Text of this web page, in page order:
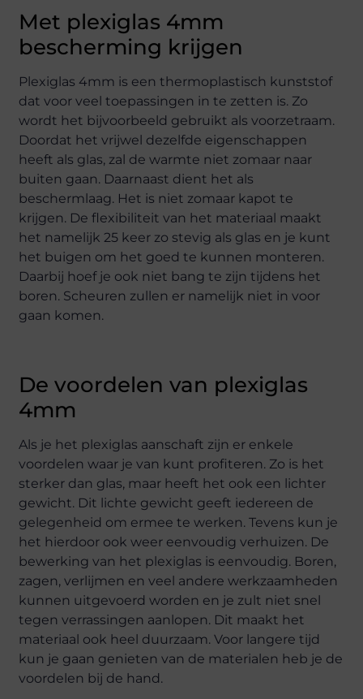
Met plexiglas 4mm
bescherming krijgen
Plexiglas 4mm is een thermoplastisch kunststof
dat voor veel toepassingen in te zetten is. Zo
wordt het bijvoorbeeld gebruikt als voorzetraam.
Doordat het vrijwel dezelfde eigenschappen
heeft als glas, zal de warmte niet zomaar naar
buiten gaan. Daarnaast dient het als
beschermlaag. Het is niet zomaar kapot te
krijgen. De flexibiliteit van het materiaal maakt
het namelijk 25 keer zo stevig als glas en je kunt
het buigen om het goed te kunnen monteren.
Daarbij hoef je ook niet bang te zijn tijdens het
boren. Scheuren zullen er namelijk niet in voor
gaan komen.
De voordelen van plexiglas
4mm
Als je het plexiglas aanschaft zijn er enkele
voordelen waar je van kunt profiteren. Zo is het
sterker dan glas, maar heeft het ook een lichter
gewicht. Dit lichte gewicht geeft iedereen de
gelegenheid om ermee te werken. Tevens kun je
het hierdoor ook weer eenvoudig verhuizen. De
bewerking van het plexiglas is eenvoudig. Boren,
zagen, verlijmen en veel andere werkzaamheden
kunnen uitgevoerd worden en je zult niet snel
tegen verrassingen aanlopen. Dit maakt het
materiaal ook heel duurzaam. Voor langere tijd
kun je gaan genieten van de materialen heb je de
voordelen bij de hand.